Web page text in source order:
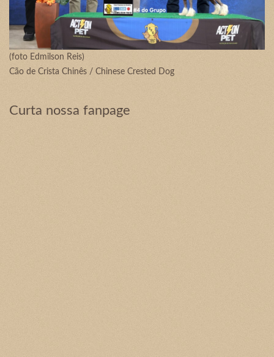
(foto Edmilson Reis)
Cão de Crista Chinês / Chinese Crested Dog
Curta nossa fanpage